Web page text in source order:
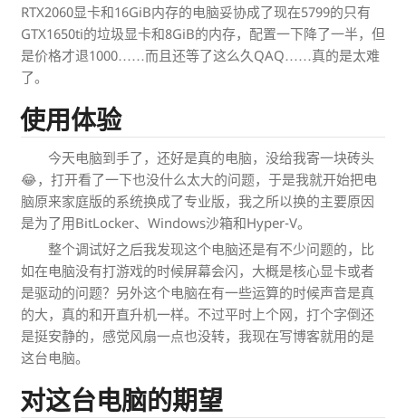
RTX2060显卡和16GiB内存的电脑妥协成了现在5799的只有
GTX1650ti的垃圾显卡和8GiB的内存，配置一下降了一半，但
是价格才退1000……而且还等了这么久QAQ……真的是太难
了。
使用体验
今天电脑到手了，还好是真的电脑，没给我寄一块砖头
😂，打开看了一下也没什么太大的问题，于是我就开始把电
脑原来家庭版的系统换成了专业版，我之所以换的主要原因
是为了用BitLocker、Windows沙箱和Hyper-V。
整个调试好之后我发现这个电脑还是有不少问题的，比
如在电脑没有打游戏的时候屏幕会闪，大概是核心显卡或者
是驱动的问题？另外这个电脑在有一些运算的时候声音是真
的大，真的和开直升机一样。不过平时上个网，打个字倒还
是挺安静的，感觉风扇一点也没转，我现在写博客就用的是
这台电脑。
对这台电脑的期望